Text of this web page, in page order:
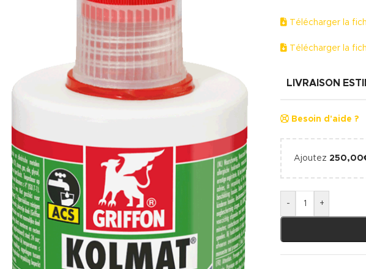
Télécharger la
Télécharger la
LIVRAISON
Besoin d'aide ?
Ajoutez 250,00
- +